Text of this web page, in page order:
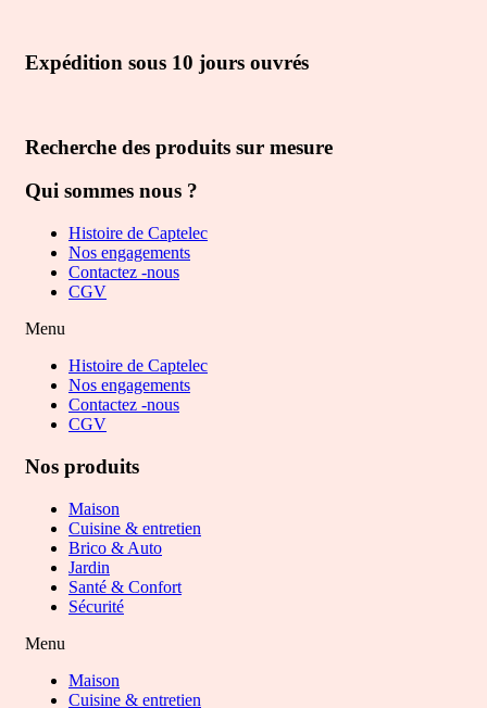
Expédition sous 10 jours ouvrés
Recherche des produits sur mesure
Qui sommes nous ?
Histoire de Captelec
Nos engagements
Contactez -nous
CGV
Menu
Histoire de Captelec
Nos engagements
Contactez -nous
CGV
Nos produits
Maison
Cuisine & entretien
Brico & Auto
Jardin
Santé & Confort
Sécurité
Menu
Maison
Cuisine & entretien